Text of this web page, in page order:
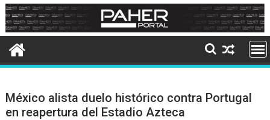
México alista duelo histórico contra Portugal
en reapertura del Estadio Azteca